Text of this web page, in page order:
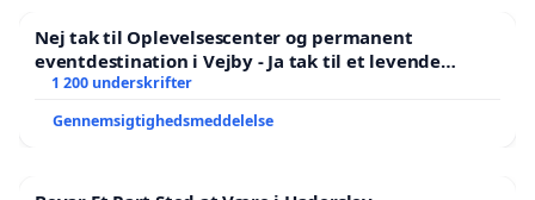
Nej tak til Oplevelsescenter og permanent
eventdestination i Vejby - Ja tak til et levende
lokalområde i balance
1 200 underskrifter
Gennemsigtighedsmeddelelse